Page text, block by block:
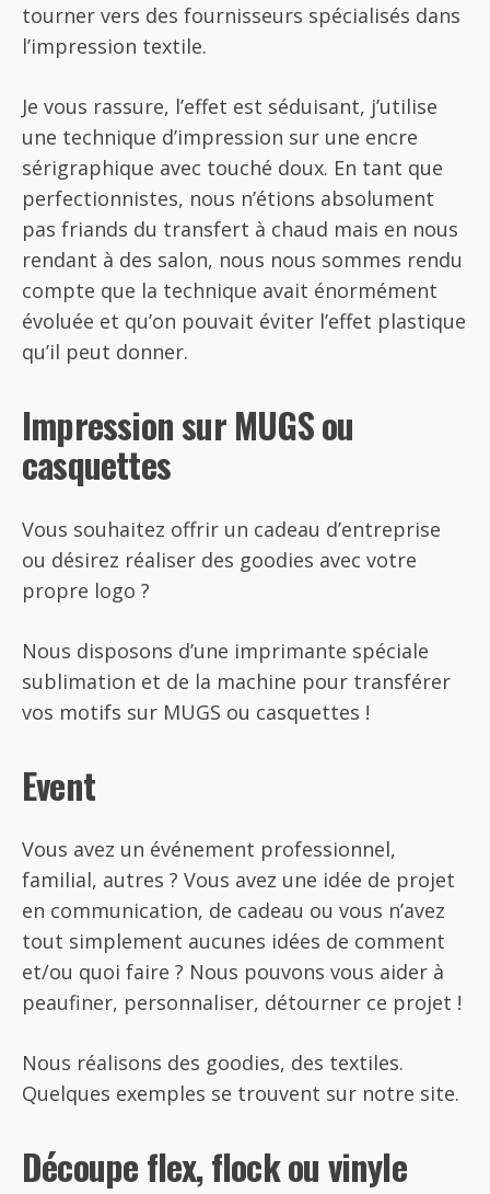
tourner vers des fournisseurs spécialisés dans
l’impression textile.
Je vous rassure, l’effet est séduisant, j’utilise
une technique d’impression sur une encre
sérigraphique avec touché doux. En tant que
perfectionnistes, nous n’étions absolument
pas friands du transfert à chaud mais en nous
rendant à des salon, nous nous sommes rendu
compte que la technique avait énormément
évoluée et qu’on pouvait éviter l’effet plastique
qu’il peut donner.
Impression sur MUGS ou
casquettes
Vous souhaitez offrir un cadeau d’entreprise
ou désirez réaliser des goodies avec votre
propre logo ?
Nous disposons d’une imprimante spéciale
sublimation et de la machine pour transférer
vos motifs sur MUGS ou casquettes !
Event
Vous avez un événement professionnel,
familial, autres ? Vous avez une idée de projet
en communication, de cadeau ou vous n’avez
tout simplement aucunes idées de comment
et/ou quoi faire ? Nous pouvons vous aider à
peaufiner, personnaliser, détourner ce projet !
Nous réalisons des goodies, des textiles.
Quelques exemples se trouvent sur notre site.
Découpe flex, flock ou vinyle